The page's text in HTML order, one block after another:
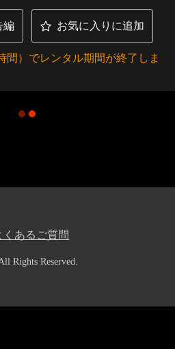
く、濃密な一夜の物語。
編 お気に入りに追加
間）でレンタル期間が終了しま
くあるご質問
Rights Reserved.